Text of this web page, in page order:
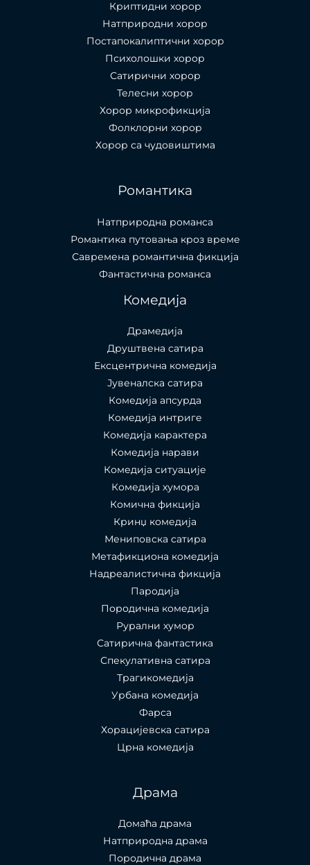
Криптидни хорор
Натприродни хорор
Постапокалиптични хорор
Психолошки хорор
Сатирични хорор
Телесни хорор
Хорор микрофикција
Фолклорни хорор
Хорор са чудовиштима
Романтика
Натприродна романса
Романтика путовања кроз време
Савремена романтична фикција
Фантастична романса
Комедија
Драмедија
Друштвена сатира
Ексцентрична комедија
Јувеналска сатира
Комедија апсурда
Комедија интриге
Комедија карактера
Комедија нарави
Комедија ситуације
Комедија хумора
Комична фикција
Кринџ комедија
Мениповска сатира
Метафикциона комедија
Надреалистична фикција
Пародија
Породична комедија
Рурални хумор
Сатирична фантастика
Спекулативна сатира
Трагикомедија
Урбана комедија
Фарса
Хорацијевска сатира
Црна комедија
Драма
Домаћа драма
Натприродна драма
Породична драма